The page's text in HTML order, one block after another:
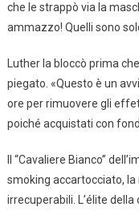
che le strappò via la
ammazzo! Quelli sono
Luther la bloccò prima
piegato. «Questo è un
ore per rimuovere gli
poiché acquistati con
Il “Cavaliere Bianco”
smoking accartocciato,
irrecuperabili. L’élite